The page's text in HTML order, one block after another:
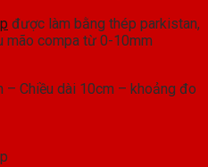
được làm bằng thép parkistan,
mão compa từ 0-10mm
– Chiều dài 10cm – khoảng đo